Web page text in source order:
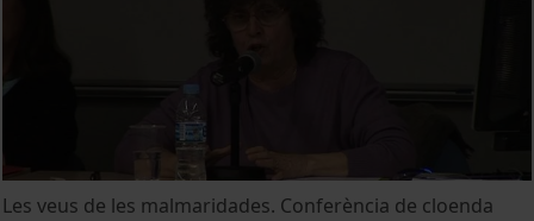
Les veus de les malmaridades. Conferència de cloenda